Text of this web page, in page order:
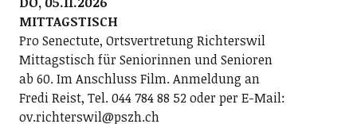
MITTAGSTISCH
Pro Senectute, Ortsvertretung Richterswil
Mittagstisch für Seniorinnen und Senioren
ab 60. Im Anschluss Film. Anmeldung an
Fredi Reist, Tel. 044 784 88 52 oder per E-Mail:
ov.richterswil@pszh.ch